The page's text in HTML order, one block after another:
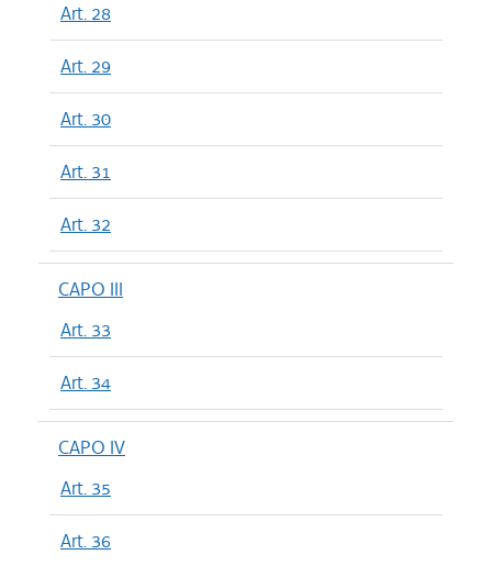
Art. 28
Art. 29
Art. 30
Art. 31
Art. 32
CAPO III
Art. 33
Art. 34
CAPO IV
Art. 35
Art. 36